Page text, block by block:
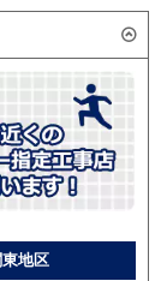
東地区